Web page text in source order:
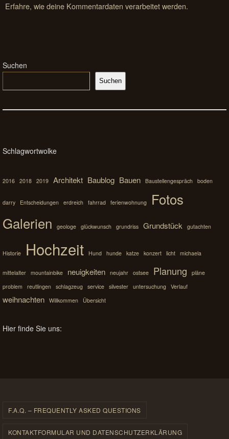
Erfahre, wie deine Kommentardaten verarbeitet werden.
Suchen
Suchen
Schlagwortwolke
2016 2018 2019 Architekt Baublog Bauen Baustellengespräch boden
darry Entscheidungen erdreich fahrrad ferienwohnung
Fotos
Galerien
geologe glückwunsch grundriss Grundstück gutachten
Historie Hochzeit Hund hunde katze konzert licht michaela
mittelalter mountainbike neuigkeiten neujahr ostsee Planung
pläne
problem
reutlingen schlagzeug service silvester untersuchung Verlauf
weihnachten Willkommen Übersicht
Hier finde Sie uns:
F.A.Q. – FREQUENTLY ASKED QUESTIONS
KONTAKTFORMULAR UND DATENSCHUTZERKLÄRUNG